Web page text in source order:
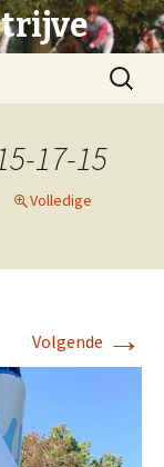
Zoeken
naar:
17-15
Volledige
Volgende →